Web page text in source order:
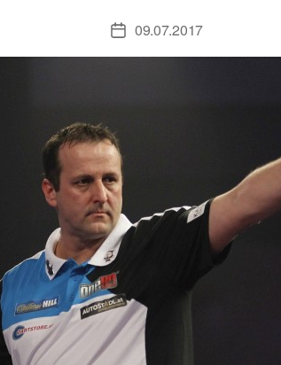
Veröffentlichungsdatum
09.07.2017